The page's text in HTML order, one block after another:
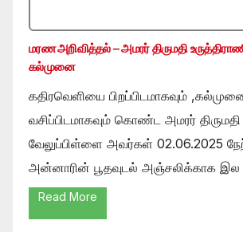
மரண அறிவித்தல் – அமரர் திருமதி
கல்முனை
கதிரவெளியை பிறப்பிடமாகவும்
வசிப்பிடமாகவும் கொண்ட அமரர் திருமதி
வேலுப்பிள்ளை அவர்கள் 02.06.2025
அன்னாரின் பூதவுடல் அஞ்சலிக்காக
Read More